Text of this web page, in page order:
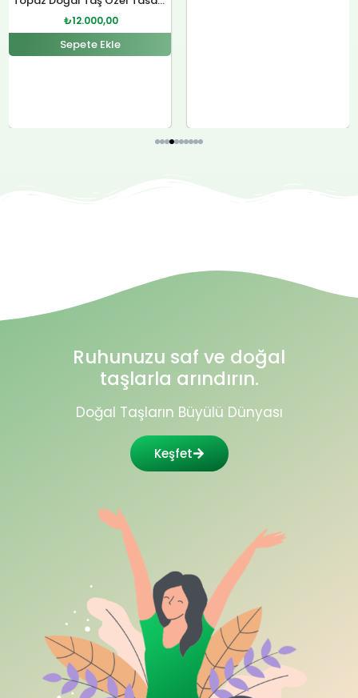
Ruhunuzu saf ve doğal
taşlarla arındırın.
Doğal Taşların Büyülü Dünyası
Keşfet